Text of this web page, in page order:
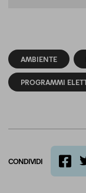
AMBIENTE
PROGRAMMI
CONDIVIDI